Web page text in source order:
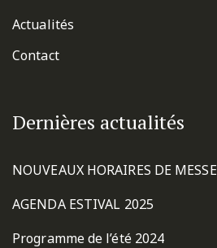
Actualités
Contact
Dernières actualités
NOUVEAUX HORAIRES DE MESSE
AGENDA ESTIVAL 2025
Programme de l’été 2024